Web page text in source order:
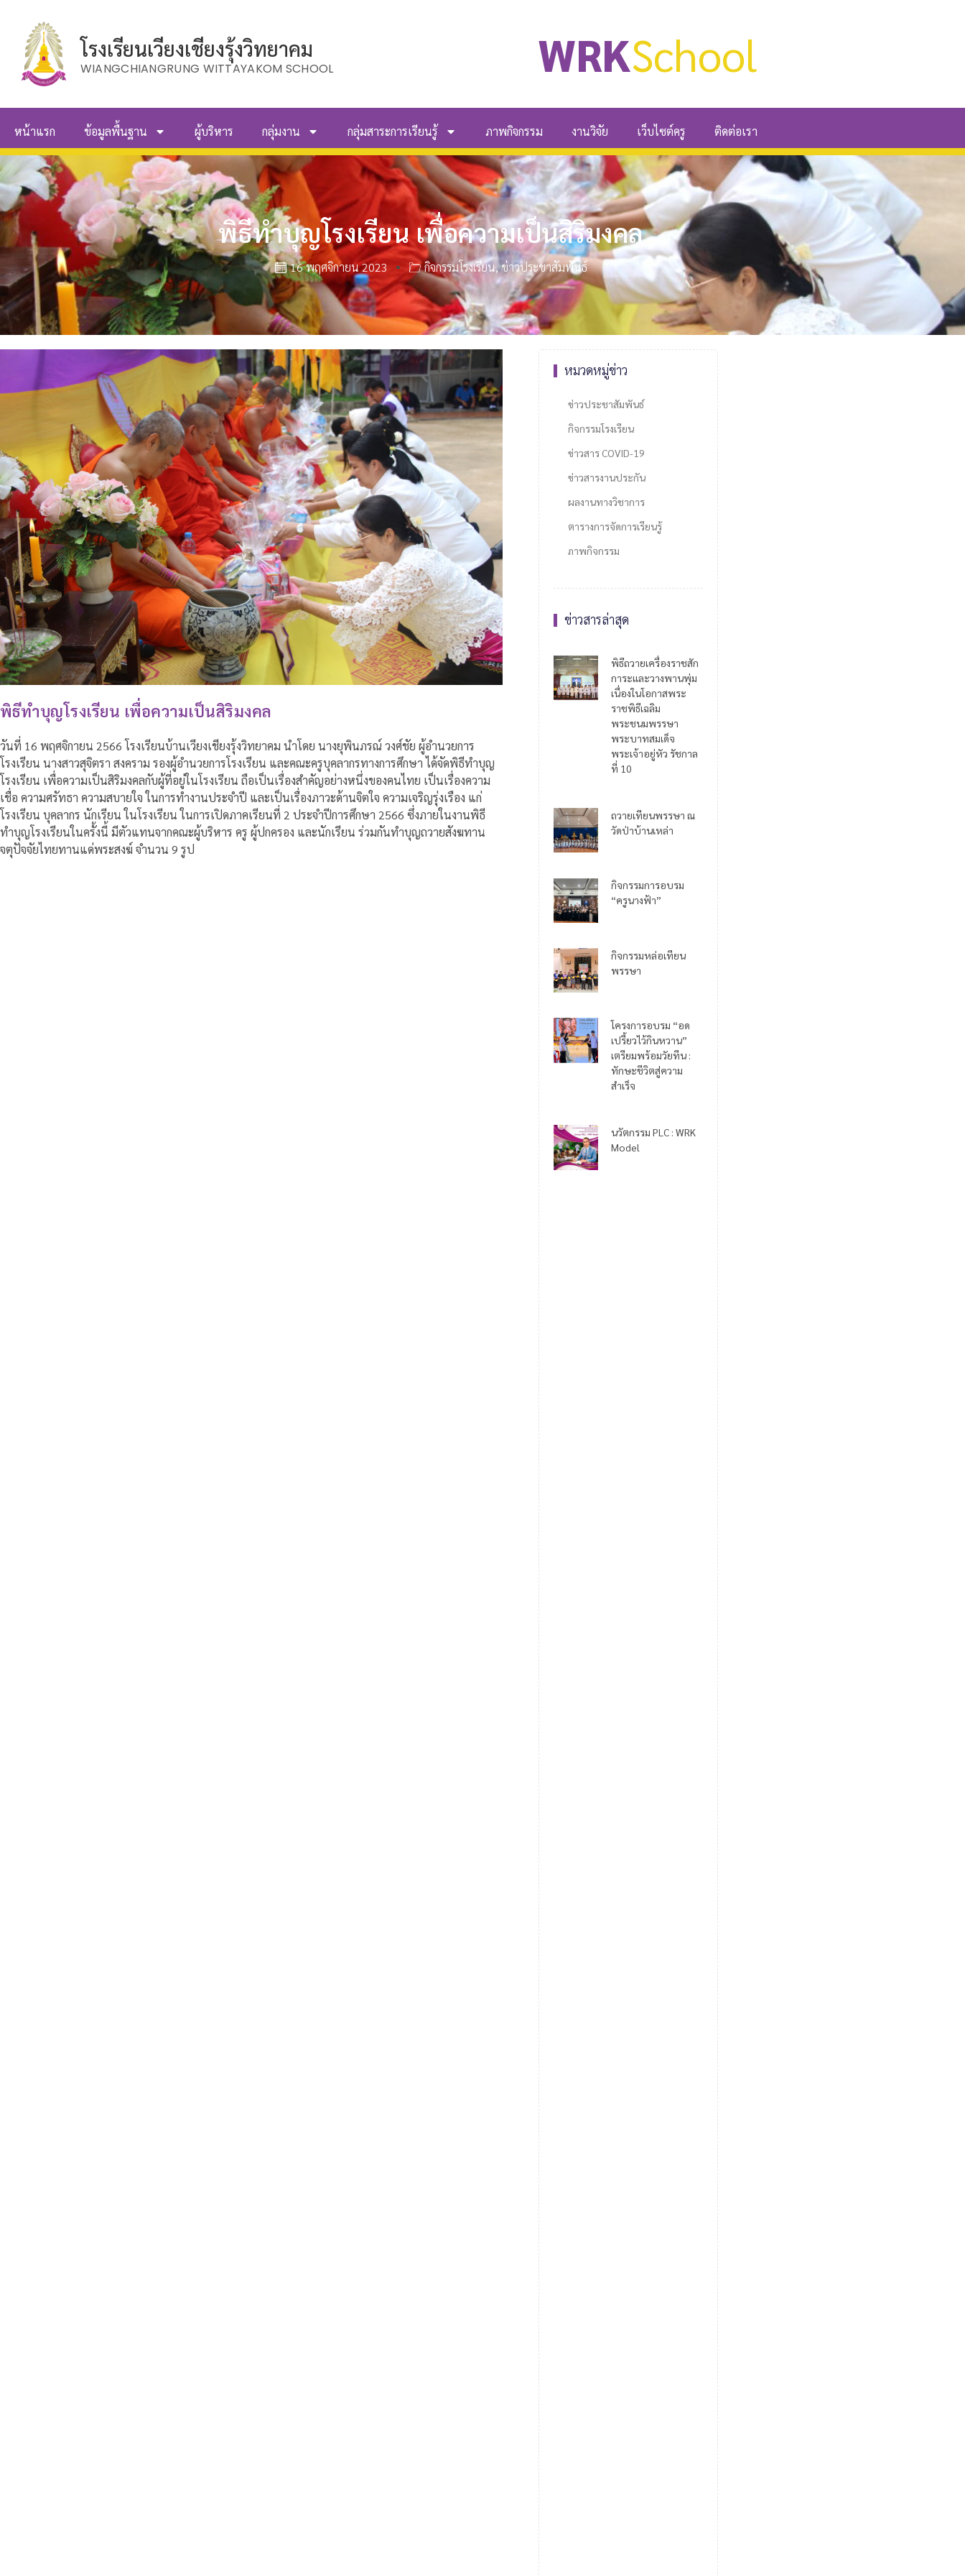
โรงเรียนเวียงเชียงรุ้งวิทยาคม
WIANGCHIANGRUNG WITTAYAKOM SCHOOL WRKSchool
หน้าแรก ข้อมูลพื้นฐาน ผู้บริหาร กลุ่มงาน กลุ่มสาระการเรียนรู้ ภาพกิจกรรม งานวิจัย เว็บไซต์ครู ติดต่อเรา
พิธีทำบุญโรงเรียน เพื่อความเป็นสิริมงคล
16 พฤศจิกายน 2023 กิจกรรมโรงเรียน,ข่าวประชาสัมพันธ์
พิธีทำบุญโรงเรียน เพื่อความเป็นสิริมงคล
วันที่ 16 พฤศจิกายน 2566 โรงเรียนบ้านเวียงเชียงรุ้งวิทยาคม นำโดย นางยุพินภรณ์ วงศ์ชัย ผู้อำนวยการ
โรงเรียน นางสาวสุจิตรา สงคราม รองผู้อำนวยการโรงเรียน และคณะครูบุคลากรทางการศึกษา ได้จัดพิธีทำบุญ
โรงเรียน เพื่อความเป็นสิริมงคลกับผู้ที่อยู่ในโรงเรียน ถือเป็นเรื่องสำคัญอย่างหนึ่งของคนไทย เป็นเรื่องความ
เชื่อ ความศรัทธา ความสบายใจ ในการทำงานประจำปี และเป็นเรื่องภาวะด้านจิตใจ ความเจริญรุ่งเรือง แก่
โรงเรียน บุคลากร นักเรียน ในโรงเรียน ในการเปิดภาคเรียนที่ 2 ประจำปีการศึกษา 2566 ซึ่งภายในงานพิธี
ทำบุญโรงเรียนในครั้งนี้ มีตัวแทนจากคณะผู้บริหาร ครู ผู้ปกครอง และนักเรียน ร่วมกันทำบุญถวายสังฆทาน
จตุปัจจัยไทยทานแด่พระสงฆ์ จำนวน 9 รูป
หมวดหมู่ข่าว
ข่าวประชาสัมพันธ์
กิจกรรมโรงเรียน
ข่าวสาร COVID-19
ข่าวสารงานประกัน
ผลงานทางวิชาการ
ตารางการจัดการเรียนรู้
ภาพกิจกรรม
ข่าวสารล่าสุด
พิธีถวายเครื่องราชสัก
การะและวางพานพุ่ม
เนื่องในโอกาสพระ
ราชพิธีเฉลิม
พระชนมพรรษา
พระบาทสมเด็จ
พระเจ้าอยู่หัว รัชกาล
ที่ 10
ถวายเทียนพรรษา ณ
วัดป่าบ้านเหล่า
กิจกรรมการอบรม
“ครูนางฟ้า”
กิจกรรมหล่อเทียน
พรรษา
โครงการอบรม “อด
เปรี้ยวไว้กินหวาน”
เตรียมพร้อมวัยทีน :
ทักษะชีวิตสู่ความ
สำเร็จ
นวัตกรรม PLC : WRK
Model